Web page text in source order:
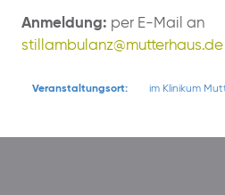
Anmeldung: per E-Mail an
stillambulanz@mutterhaus.de
Veranstaltungsort: im Klinikum